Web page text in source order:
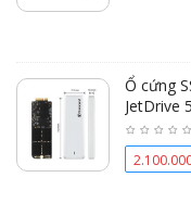
Ổ cứng
JetDrive